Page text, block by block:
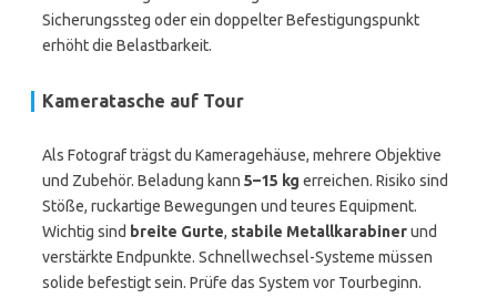
Sicherungssteg oder ein doppelter Befestigungspunkt
erhöht die Belastbarkeit.
Kameratasche auf Tour
Als Fotograf trägst du Kameragehäuse, mehrere Objektive
und Zubehör. Beladung kann 5–15 kg erreichen. Risiko sind
Stöße, ruckartige Bewegungen und teures Equipment.
Wichtig sind breite Gurte, stabile Metallkarabinerund
verstärkte Endpunkte. Schnellwechsel-Systeme müssen
solide befestigt sein. Prüfe das System vor Tourbeginn.